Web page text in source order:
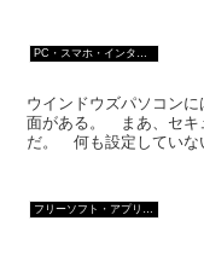
PC・スマホ・インターネットトラブルの解消方法
ウインドウズパソコン
面がある。 まあ、セキ
だ。 何も設定していな
の中身が丸見えと言う
フリーソフト・アプリ・Webサービス